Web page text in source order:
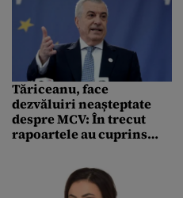
Tăriceanu, face
dezvăluiri neașteptate
despre MCV: În trecut
rapoartele au cuprins
respecte legislația
românească